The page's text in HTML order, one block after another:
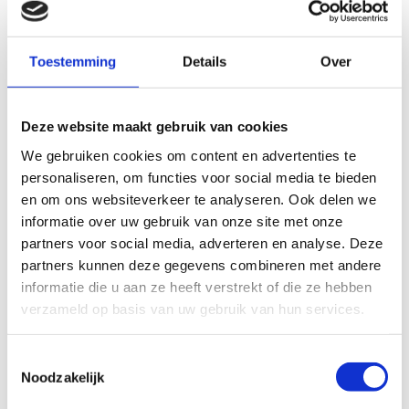
Toestemming Details Over
Deze website maakt gebruik van cookies
We gebruiken cookies om content en advertenties te
personaliseren, om functies voor social media te bieden
en om ons websiteverkeer te analyseren. Ook delen we
informatie over uw gebruik van onze site met onze
partners voor social media, adverteren en analyse. Deze
partners kunnen deze gegevens combineren met andere
informatie die u aan ze heeft verstrekt of die ze hebben
verzameld op basis van uw gebruik van hun services.
Noodzakelijk
Krambeugels standaard aantal
1 x = 1
281.02.0020
20 -
M6 RVS-304 onb.
Krambeugels standaard aantal
Artikel Nr.